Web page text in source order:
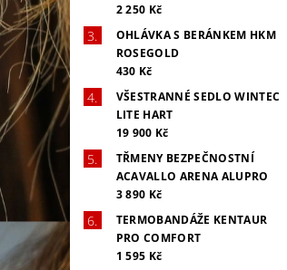
2 250 Kč
OHLÁVKA S BERÁNKEM HKM
ROSEGOLD
430 Kč
VŠESTRANNÉ SEDLO WINTEC
LITE HART
19 900 Kč
TŘMENY BEZPEČNOSTNÍ
ACAVALLO ARENA ALUPRO
3 890 Kč
TERMOBANDÁŽE KENTAUR
PRO COMFORT
1 595 Kč